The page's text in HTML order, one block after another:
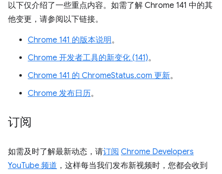
以下仅介绍了一些重点内容。如需了解 Chrome 141 中的其
他变更，请参阅以下链接。
Chrome 141 的版本说明。
Chrome 开发者工具的新变化 (141)。
Chrome 141 的 ChromeStatus.com 更新。
Chrome 发布日历。
订阅
如需及时了解最新动态，请订阅 Chrome Developers
YouTube 频道 ，这样每当我们发布新视频时，您都会收到